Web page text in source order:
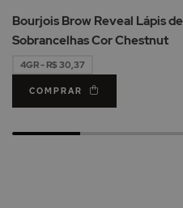
Bourjois Brow Reveal Lápis de
Sobrancelhas Cor Chestnut
4GR - R$ 30,37
COMPRAR